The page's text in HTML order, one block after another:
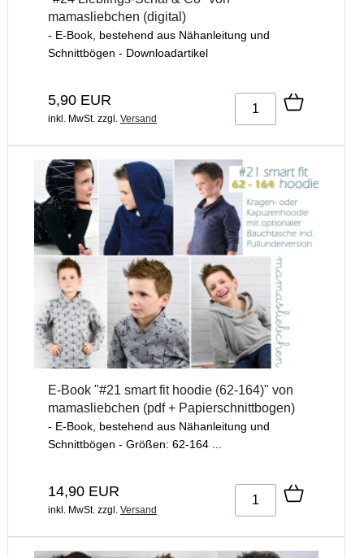
mamasliebchen (digital)
- E-Book, bestehend aus Nähanleitung und
Schnittbögen - Downloadartikel
5,90 EUR
inkl. MwSt. zzgl. Versand
E-Book "#21 smart fit hoodie (62-164)" von
mamasliebchen (pdf + Papierschnittbogen)
- E-Book, bestehend aus Nähanleitung und
Schnittbögen - Größen: 62-164 ...
14,90 EUR
inkl. MwSt. zzgl. Versand